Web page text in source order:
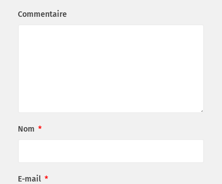
Commentaire
Nom *
E-mail *